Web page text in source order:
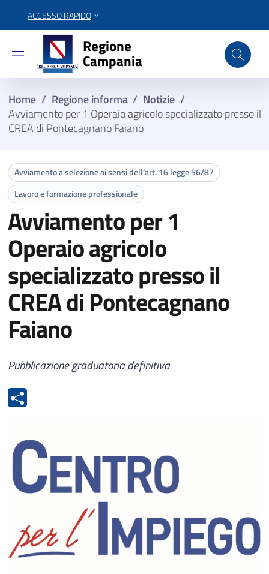
ACCESSO RAPIDO
Regione Campania
Regione
Campania
Home / Regione informa / Notizie /
Avviamento per 1 Operaio agricolo specializzato presso il
CREA di Pontecagnano Faiano
Avviamento a selezione ai sensi dell’art. 16 legge 56/87
Lavoro e formazione professionale
Avviamento per 1
Operaio agricolo
specializzato presso il
CREA di Pontecagnano
Faiano
Pubblicazione graduatoria definitiva